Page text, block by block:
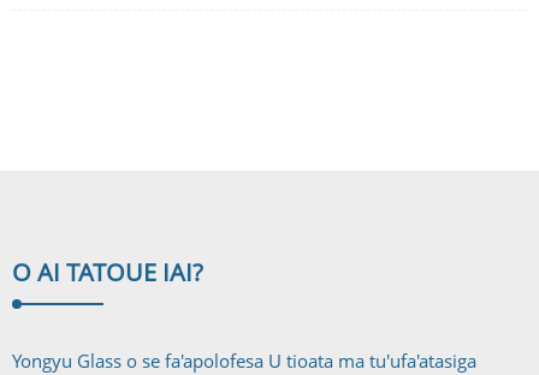
O AI TATOUE IAI?
Yongyu Glass o se fa'apolofesa U tioata ma tu'ufa'atasiga